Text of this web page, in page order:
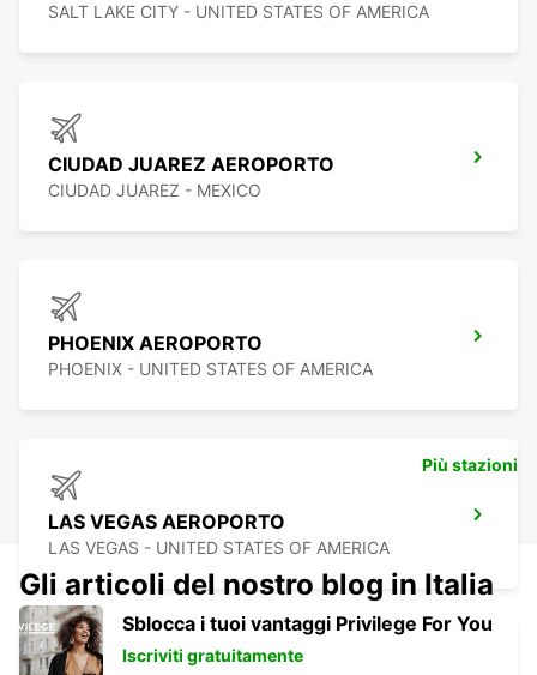
SALT LAKE CITY - UNITED STATES OF AMERICA
CIUDAD JUAREZ AEROPORTO
CIUDAD JUAREZ - MEXICO
PHOENIX AEROPORTO
PHOENIX - UNITED STATES OF AMERICA
LAS VEGAS AEROPORTO
LAS VEGAS - UNITED STATES OF AMERICA
Più stazioni
Gli articoli del nostro blog in Italia
Sblocca i tuoi vantaggi Privilege For You
Iscriviti gratuitamente